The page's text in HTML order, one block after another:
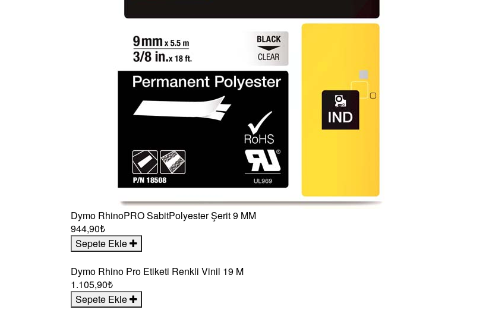
Dymo RhinoPRO SabitPolyester Şerit 9 MM
944,90₺
Sepete Ekle
Dymo Rhino Pro Etiketi Renkli Vinil 19 M
1.105,90₺
Sepete Ekle